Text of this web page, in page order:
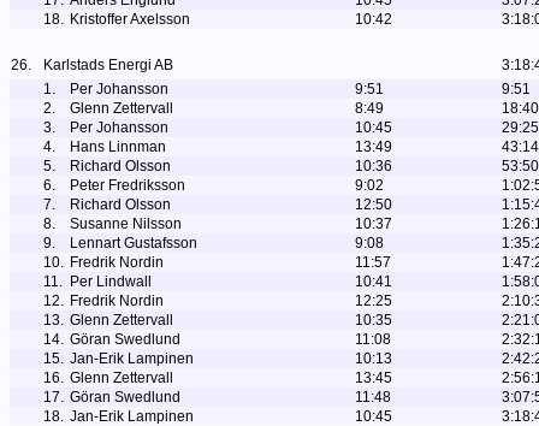
18. Kristoffer Axelsson 10:42
26. Karlstads Energi AB
1.
Per Johansson 9:51
9:51
2.
Glenn Zettervall 8:49
18:40
3.
Per Johansson 10:45
29:25
4.
Hans Linnman 13:49
43:14
5.
Richard Olsson 10:36
53:50
6.
Peter Fredriksson 9:02
7.
Richard Olsson 12:50
8.
Susanne Nilsson 10:37
9.
Lennart Gustafsson 9:08
10. Fredrik Nordin 11:57
11. Per Lindwall 10:41
12. Fredrik Nordin 12:25
13. Glenn Zettervall 10:35
14. Göran Swedlund 11:08
15. Jan-Erik Lampinen 10:13
16. Glenn Zettervall 13:45
17. Göran Swedlund 11:48
18. Jan-Erik Lampinen 10:45